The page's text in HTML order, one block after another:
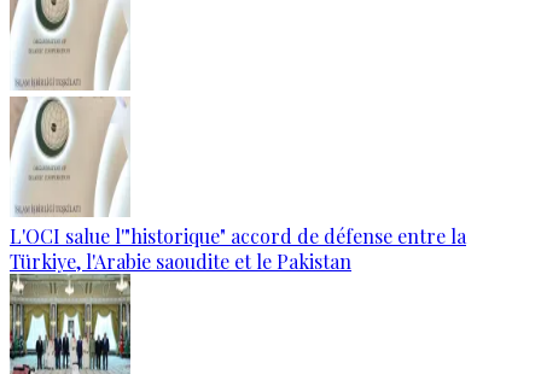
L'OCI salue l'"historique" accord de défense entre la
Türkiye, l'Arabie saoudite et le Pakistan